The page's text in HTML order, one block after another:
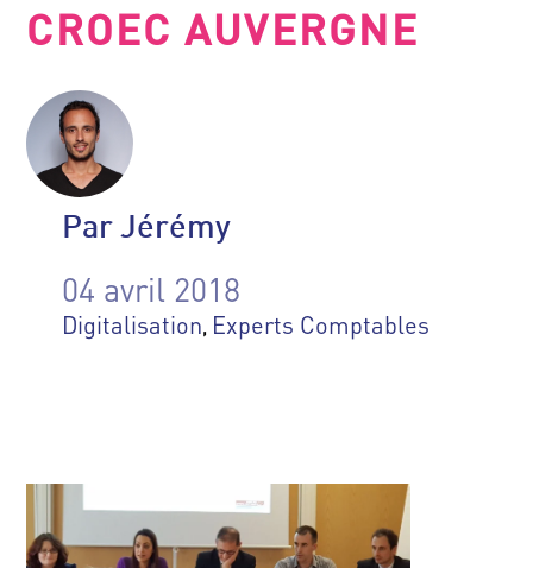
CROEC AUVERGNE
Par Jérémy
04 avril 2018
Digitalisation, Experts Comptables